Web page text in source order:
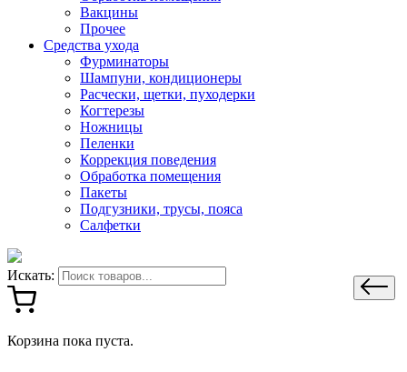
Вакцины
Прочее
Средства ухода
Фурминаторы
Шампуни, кондиционеры
Расчески, щетки, пуходерки
Когтерезы
Ножницы
Пеленки
Коррекция поведения
Обработка помещения
Пакеты
Подгузники, трусы, пояса
Салфетки
Искать:
Корзина пока пуста.